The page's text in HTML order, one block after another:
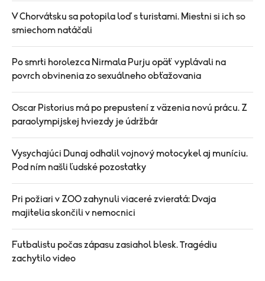
V Chorvátsku sa potopila loď s turistami. Miestni si ich so
smiechom natáčali
Po smrti horolezca Nirmala Purju opäť vyplávali na
povrch obvinenia zo sexuálneho obťažovania
Oscar Pistorius má po prepustení z väzenia novú prácu. Z
paraolympijskej hviezdy je údržbár
Vysychajúci Dunaj odhalil vojnový motocykel aj muníciu.
Pod ním našli ľudské pozostatky
Pri požiari v ZOO zahynuli viaceré zvieratá: Dvaja
majitelia skončili v nemocnici
Futbalistu počas zápasu zasiahol blesk. Tragédiu
zachytilo video